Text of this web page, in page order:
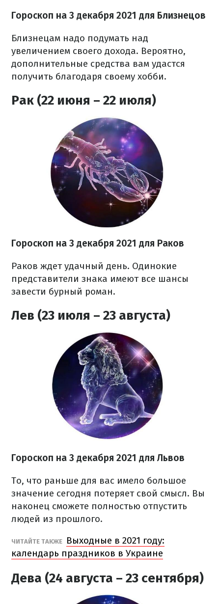
Гороскоп на 3 декабря 2021 для Близнецов
Близнецам надо подумать над
увеличением своего дохода. Вероятно,
дополнительные средства вам удастся
получить благодаря своему хобби.
Рак (22 июня – 22 июля)
Гороскоп на 3 декабря 2021 для Раков
Раков ждет удачный день. Одинокие
представители знака имеют все шансы
завести бурный роман.
Лев (23 июля – 23 августа)
Гороскоп на 3 декабря 2021 для Львов
То, что раньше для вас имело большое
значение сегодня потеряет свой смысл. Вы
наконец сможете полностью отпустить
людей из прошлого.
ЧИТАЙТЕ ТАКЖЕ
Выходные в 2021 году:
календарь праздников в Украине
Дева (24 августа – 23 сентября)